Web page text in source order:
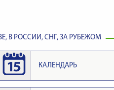
В РОССИИ, СНГ, ЗА РУБЕЖОМ
КАЛЕНДАРЬ